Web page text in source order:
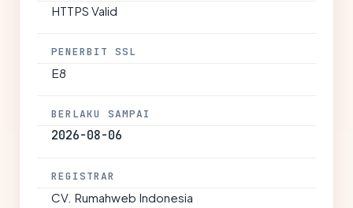
HTTPS Valid
PENERBIT SSL
E8
BERLAKU SAMPAI
2026-08-06
REGISTRAR
CV. Rumahweb Indonesia